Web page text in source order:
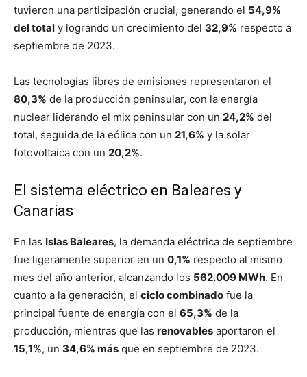
tuvieron una participación crucial, generando el 54,9%
del total y logrando un crecimiento del 32,9% respecto a
septiembre de 2023.
Las tecnologías libres de emisiones representaron el
80,3% de la producción peninsular, con la energía
nuclear liderando el mix peninsular con un 24,2% del
total, seguida de la eólica con un 21,6% y la solar
fotovoltaica con un 20,2%.
El sistema eléctrico en Baleares y
Canarias
En las Islas Baleares, la demanda eléctrica de septiembre
fue ligeramente superior en un 0,1% respecto al mismo
mes del año anterior, alcanzando los 562.009 MWh. En
cuanto a la generación, el ciclo combinado fue la
principal fuente de energía con el 65,3% de la
producción, mientras que las renovables aportaron el
15,1%, un 34,6% más que en septiembre de 2023.